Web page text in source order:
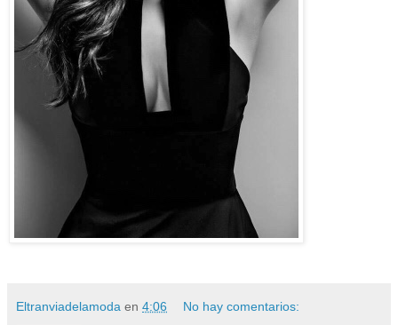
Eltranviadelamoda en 4:06 No hay comentarios: